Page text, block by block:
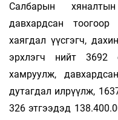
Салбарын
давхардсан
хаягдал үүсгэгч,
эрхлэгч нийт 3692
хамруулж,
дутагдал илрүүлж,
326 этгээдэд